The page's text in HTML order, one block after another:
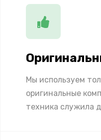
Мы используем
оригинальные
техника служила